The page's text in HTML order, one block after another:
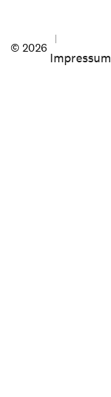
© 2026
Impressum